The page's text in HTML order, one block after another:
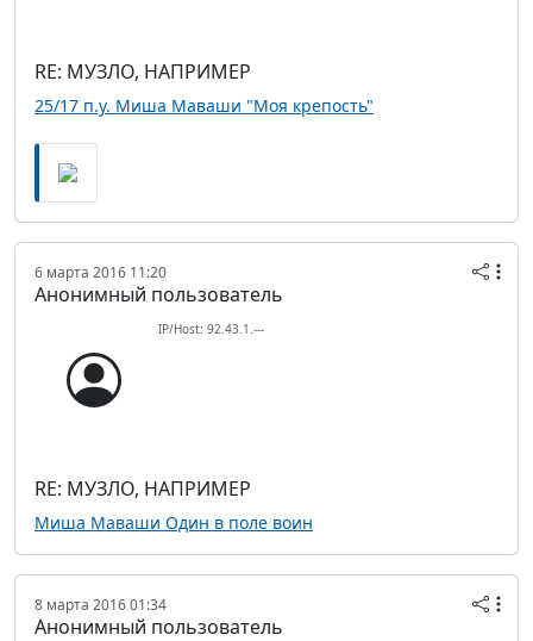
RE: МУЗЛО, НАПРИМЕР
25/17 п.у. Миша Маваши "Моя крепость"
6 марта 2016 11:20
Анонимный пользователь
IP/Host: 92.43.1.---
RE: МУЗЛО, НАПРИМЕР
Миша Маваши Один в поле воин
8 марта 2016 01:34
Анонимный пользователь